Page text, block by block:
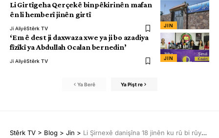
JIN
Li Girtîgeha Qerçekê binpêkirinên mafan
ên li hemberî jinên girtî
Ji AliyêStêrk TV
JIN
‘Em ê dest ji daxwaza xwe ya ji bo azadiya
fîzîkî ya Abdullah Ocalan bernedin’
Ji AliyêStêrk TV
Ya Berê Ya Pişt re
Stêrk TV > Blog > Jin > Li Şirnexê danişîna 18 jinên ku rû bi rûyê tundiya polîsan man